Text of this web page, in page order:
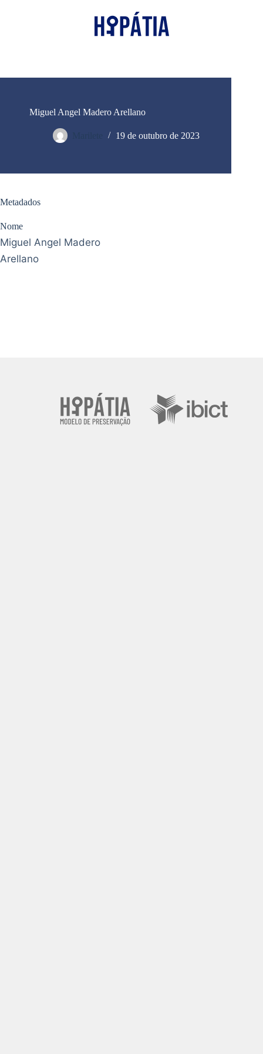
Miguel Angel Madero Arellano
19 de outubro de 2023
Metadados
Nome
Miguel Angel Madero
Arellano